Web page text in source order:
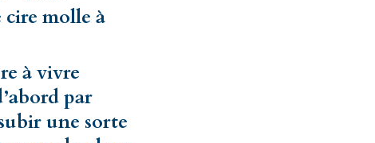
cire molle à
à vivre
par
une sorte